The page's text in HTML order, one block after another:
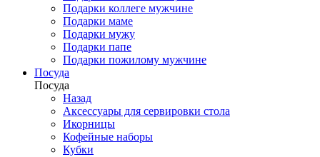
Подарки коллеге мужчине
Подарки маме
Подарки мужу
Подарки папе
Подарки пожилому мужчине
Посуда
Посуда
Назад
Аксессуары для сервировки стола
Икорницы
Кофейные наборы
Кубки